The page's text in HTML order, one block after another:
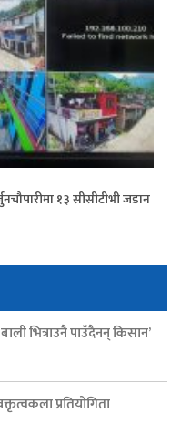
१३ सीसीटीभी जडान
भित्राउनै पाउँदैनन् किसान’
प्रतियोगिता